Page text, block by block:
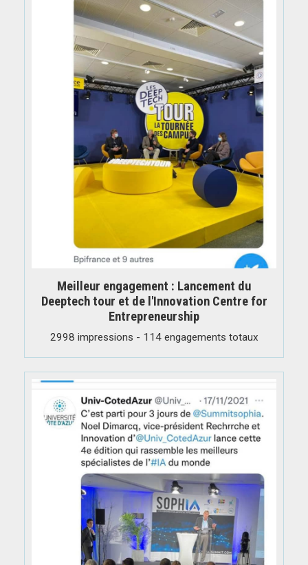
Meilleur engagement : Lancement du
Deeptech tour et de l'Innovation Centre for
Entrepreneurship
2998 impressions - 114 engagements totaux